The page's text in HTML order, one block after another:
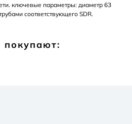
ключевые параметры: диаметр 63
соответствующего SDR.
покупают: